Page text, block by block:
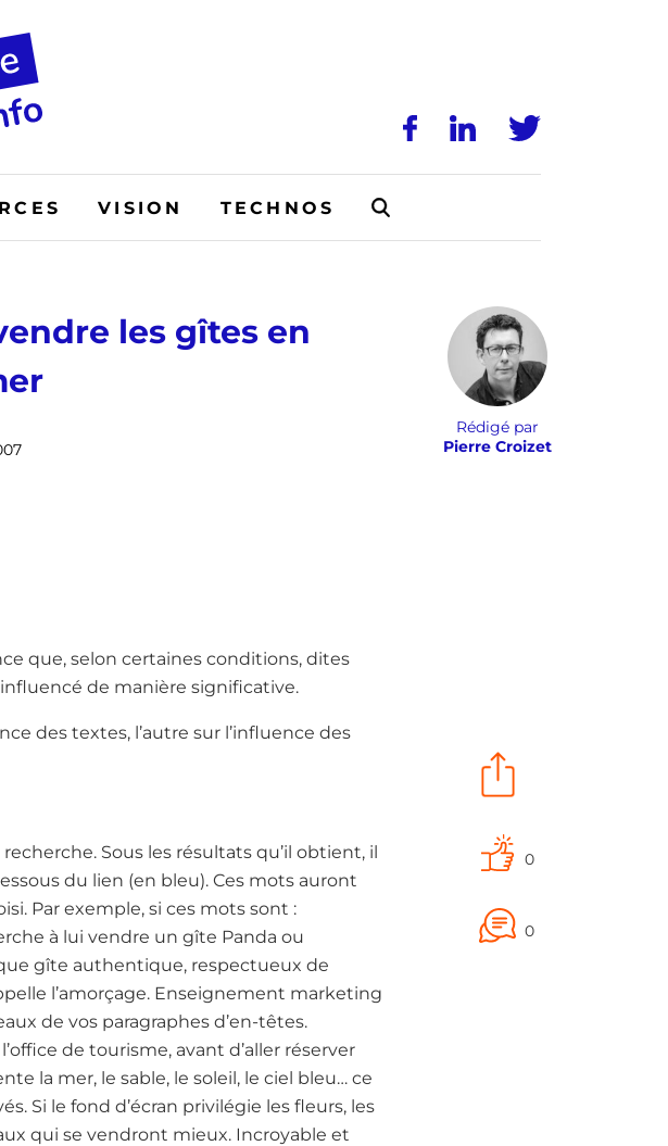
VISION TECHNOS
les gîtes en
Rédigé par
Pierre Croizet
0
0
que, selon certaines conditions, dites
de manière significative.
des textes, l’autre sur l’influence des
Sous les résultats qu’il obtient, il
du lien (en bleu). Ces mots auront
Par exemple, si ces mots sont :
à lui vendre un gîte Panda ou
gîte authentique, respectueux de
l’amorçage. Enseignement marketing
de vos paragraphes d’en-têtes.
de tourisme, avant d’aller réserver
la mer, le sable, le soleil, le ciel bleu… ce
Si le fond d’écran privilégie les fleurs, les
qui se vendront mieux. Incroyable et